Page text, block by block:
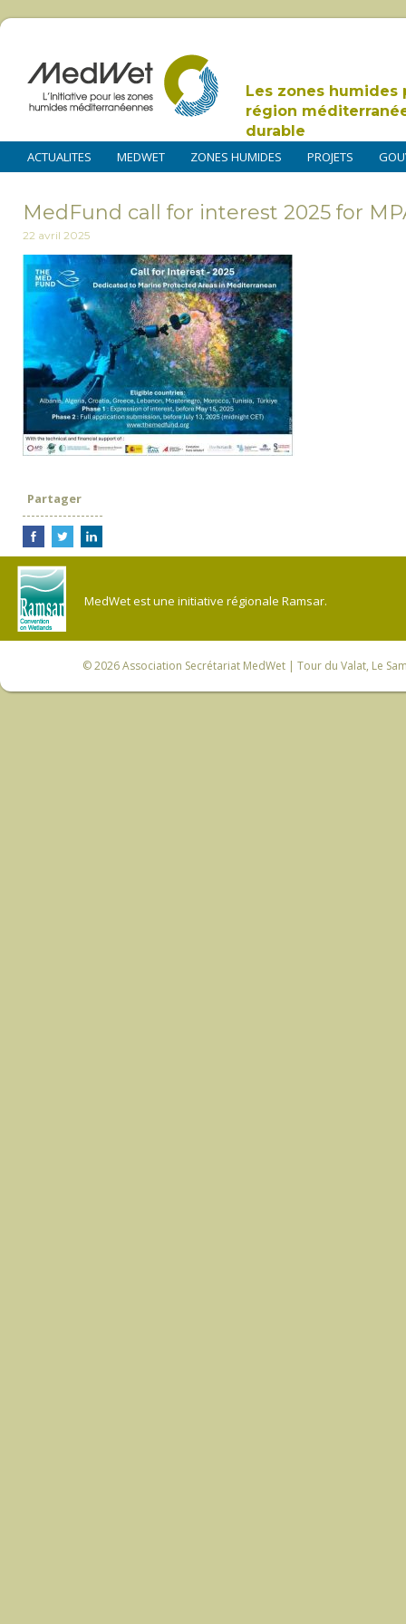
Les zones humides
région
durable
ACTUALITES MEDWET ZONES HUMIDES PROJETS
MedFund call for interest 2025 for
22 avril 2025
Partager
MedWet est une initiative régionale Ramsar.
© 2026Association Secrétariat MedWet | Tour du Valat, Le